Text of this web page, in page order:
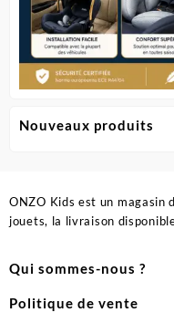
Nouveaux produits
ONZO Kids est un magasin
jouets, la livraison
Qui sommes-nous ?
Politique de vente